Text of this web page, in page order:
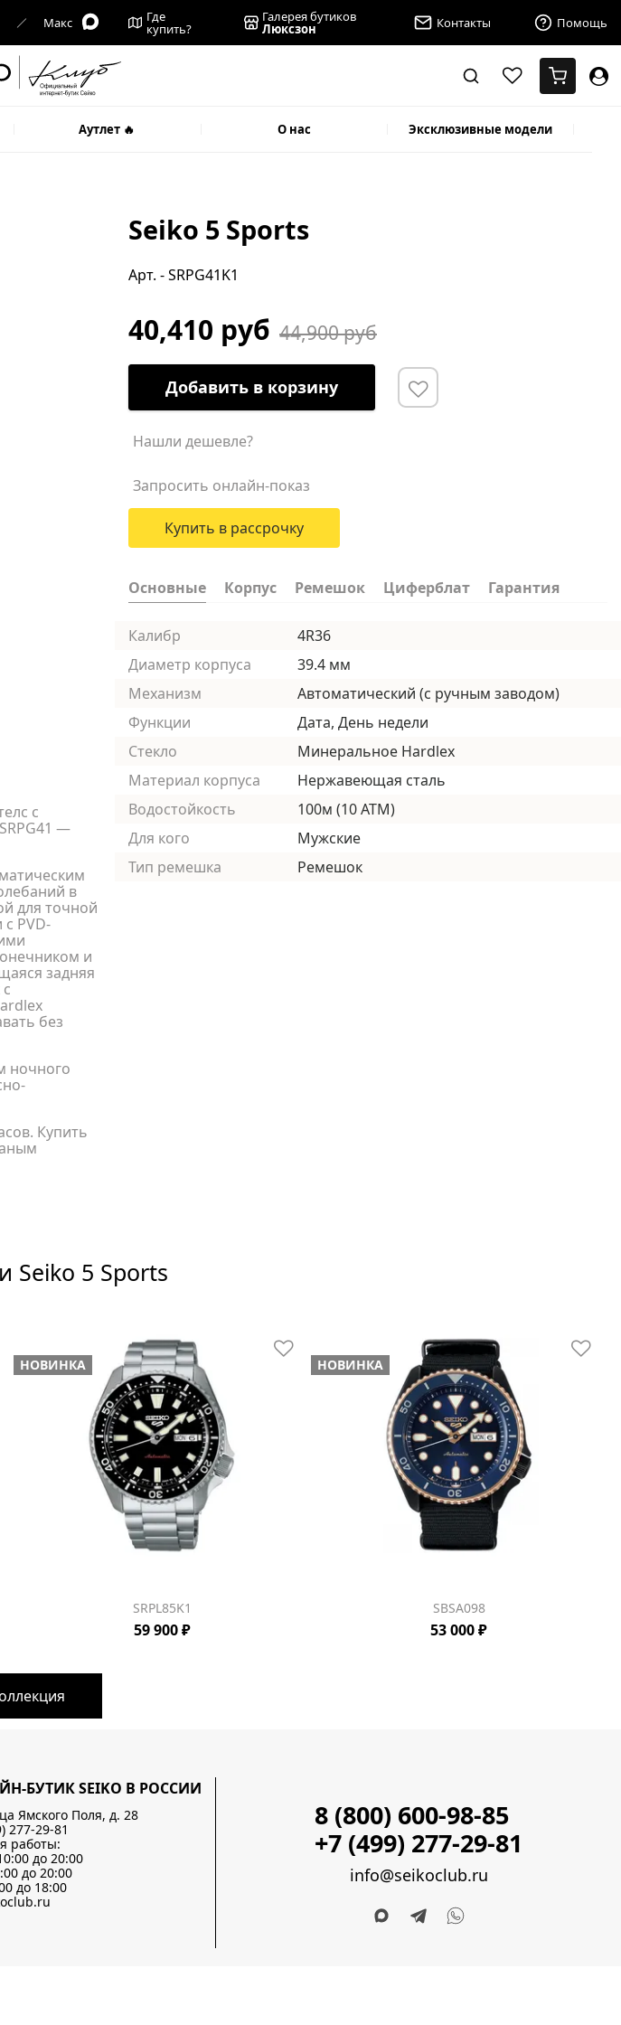
Макс Где
купить?
Галерея бутиков
Люксзон Контакты Помощь
Аутлет 🔥 О нас Эксклюзивные модели
с
—
в
для точной
PVD-
и
задняя
без
ночного
Купить
Seiko 5 Sports
Арт. - SRPG41K1
40,410 руб 44,900 руб
Добавить в корзину
Нашли дешевле?
Запросить онлайн-показ
Купить в рассрочку
Основные Корпус Ремешок Циферблат Гарантия
Калибр
4R36
Диаметр корпуса
39.4 мм
Механизм
Автоматический (с ручным заводом)
Функции
Дата, День недели
Стекло
Минеральное Hardlex
Материал корпуса
Нержавеющая сталь
Водостойкость
100м (10 АТМ)
Для кого
Мужские
Тип ремешка
Ремешок
Seiko 5 Sports
НОВИНКА
SRPL85K1
59 900 ₽
НОВИНКА
SBSA098
53 000 ₽
БУТИК SEIKO В РОССИИ
Ямского Поля, д. 28
277-29-81
работы:
до 20:00
до 20:00
до 18:00
8 (800) 600-98-85
+7 (499) 277-29-81
info@seikoclub.ru